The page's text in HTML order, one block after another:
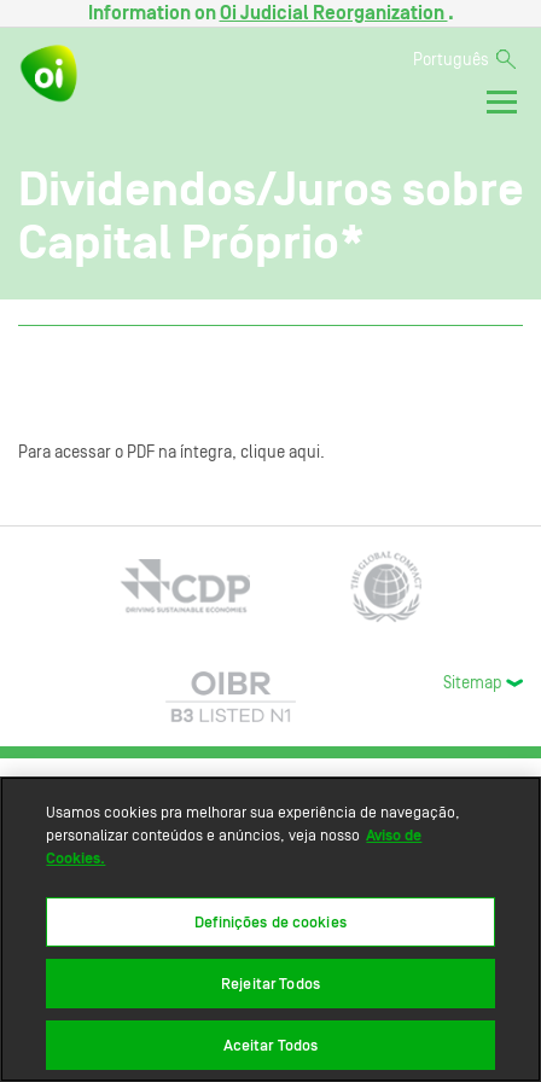
Information onOi Judicial Reorganization .
Português
Dividendos/Juros sobre
Capital Próprio*
Para acessar o PDF na íntegra, clique aqui.
Sitemap
Usamos cookies pra melhorar sua experiência de navegação,
personalizar conteúdos e anúncios, veja nosso Aviso de
Cookies.
Definições de cookies
Rejeitar Todos
Aceitar Todos